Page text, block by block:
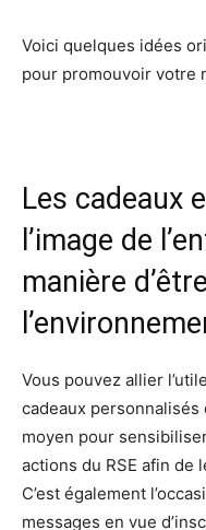
Voici quelques idées
pour promouvoir votre
Les cadeaux
l’image de
manière
Vous pouvez allier
cadeaux personnalisés
moyen pour
actions du RSE afin de
C’est également
messages en vue